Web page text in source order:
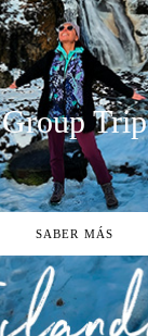
Group Trip
SABER MÁS